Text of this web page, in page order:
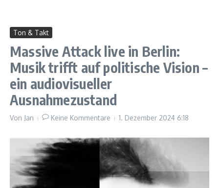
Ton & Takt
Massive Attack live in Berlin:
Musik trifft auf politische Vision –
ein audiovisueller
Ausnahmezustand
Von Jan Keine Kommentare 1. Dezember 2024 6:18